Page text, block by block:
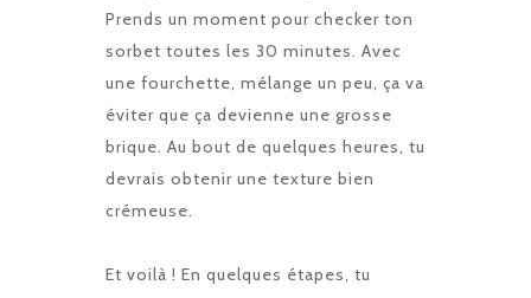
Prends un moment pour checker ton
sorbet toutes les 30 minutes. Avec
une fourchette, mélange un peu, ça va
éviter que ça devienne une grosse
brique. Au bout de quelques heures, tu
devrais obtenir une texture bien
crémeuse.
Et voilà ! En quelques étapes, tu